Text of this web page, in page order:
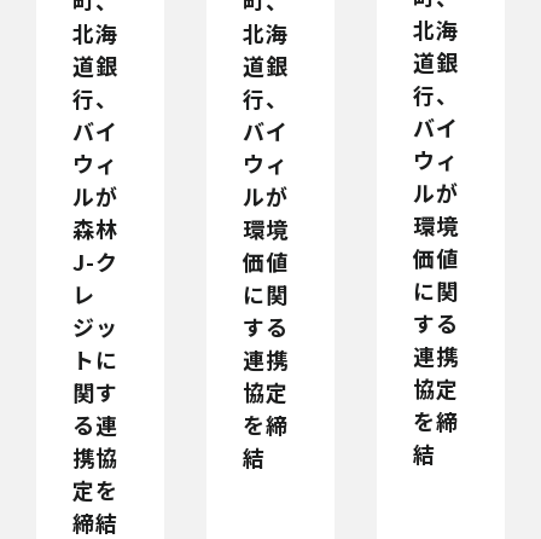
北海
道銀
行、
バイ
ウィ
ルが
森林
J-ク
レ
ジッ
トに
関す
る連
携協
定を
締結
北海
道銀
行、
バイ
ウィ
ルが
環境
価値
に関
する
連携
協定
を締
結
北海
道銀
行、
バイ
ウィ
ルが
環境
価値
に関
する
連携
協定
を締
結